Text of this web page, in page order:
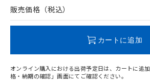
問い合わせください。
販売価格（税込）
カートに追加
オンライン購入における出荷予定日は、カートに追
格・納期の確認」画面にてご確認ください。